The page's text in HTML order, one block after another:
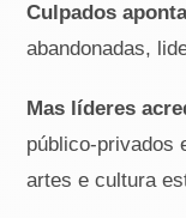
Culpados
abandonadas,
Mas líderes
público-privados
artes e cultura